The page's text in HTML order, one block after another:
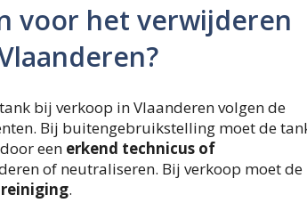
voor het verwijderen
bij verkoop in Vlaanderen volgen de
Bij buitengebruikstelling moet de
een erkend technicus of
of neutraliseren. Bij verkoop moet de
.